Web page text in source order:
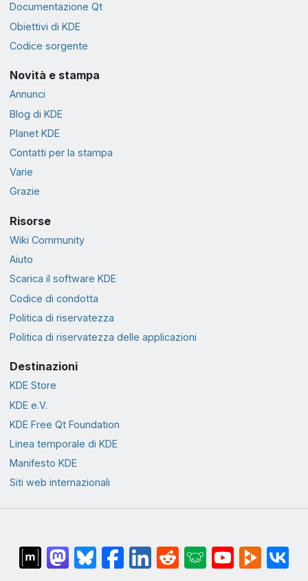
Documentazione Qt
Obiettivi di KDE
Codice sorgente
Novità e stampa
Annunci
Blog di KDE
Planet KDE
Contatti per la stampa
Varie
Grazie
Risorse
Wiki Community
Aiuto
Scarica il software KDE
Codice di condotta
Politica di riservatezza
Politica di riservatezza delle applicazioni
Destinazioni
KDE Store
KDE e.V.
KDE Free Qt Foundation
Linea temporale di KDE
Manifesto KDE
Siti web internazionali